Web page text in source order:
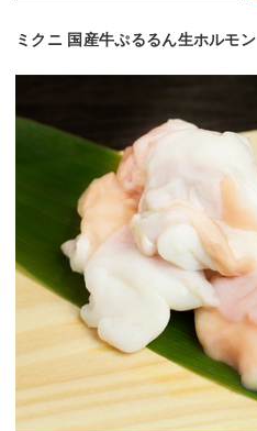
ミクニ 国産牛ぷるるん生ホルモン